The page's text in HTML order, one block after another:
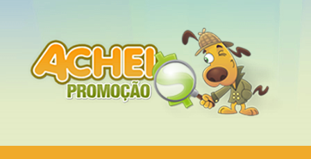
conteúdo